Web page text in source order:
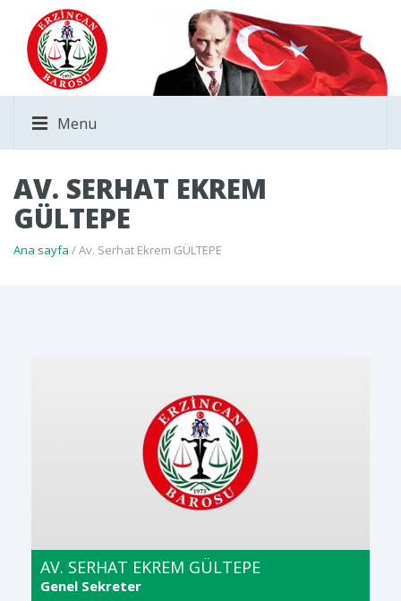
Menu
AV. SERHAT EKREM
GÜLTEPE
Ana sayfa / Av. Serhat Ekrem GÜLTEPE
AV. SERHAT EKREM GÜLTEPE
Genel Sekreter